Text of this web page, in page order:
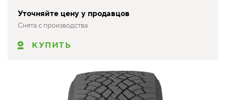
Уточняйте цену у продавцов
Снята с производства
КУПИТЬ